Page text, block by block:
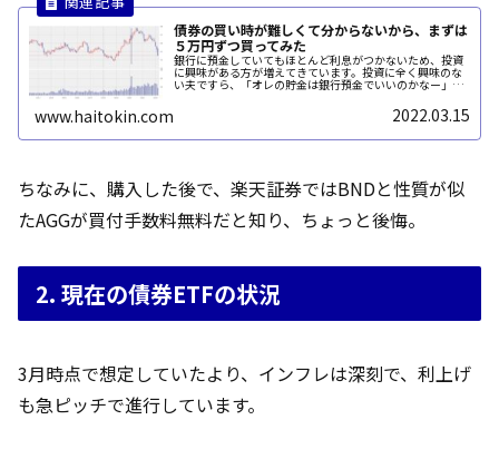
債券の買い時が難しくて分からないから、まずは
５万円ずつ買ってみた
銀行に預金していてもほとんど利息がつかないため、投資
に興味がある方が増えてきています。投資に全く興味のな
い夫ですら、「オレの貯金は銀行預金でいいのかなー」と
言っています。でも、損をするのは嫌なので、できる限り
www.haitokin.com 2022.03.15
ちなみに、購入した後で、楽天証券ではBNDと性質が似
たAGGが買付手数料無料だと知り、ちょっと後悔。
2. 現在の債券ETFの状況
3月時点で想定していたより、インフレは深刻で、利上げ
も急ピッチで進行しています。